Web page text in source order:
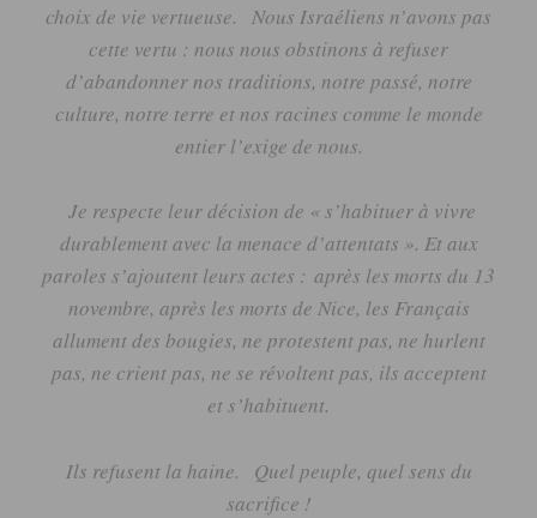
choix de vie vertueuse.
Nous Israéliens n’avons pas
cette vertu : nous nous obstinons à refuser
d’abandonner nos traditions, notre passé, notre
culture, notre terre et nos racines comme le monde
entier l’exige de nous.
Je respecte leur décision de « s’habituer à vivre
durablement avec la menace d’attentats ». Et aux
paroles s’ajoutent leurs actes : après les morts du 13
novembre, après les morts de Nice, les Français
allument des bougies, ne protestent pas, ne hurlent
pas, ne crient pas, ne se révoltent pas, ils acceptent
et s’habituent.
Ils refusent la haine.
Quel peuple, quel sens du
sacrifice !